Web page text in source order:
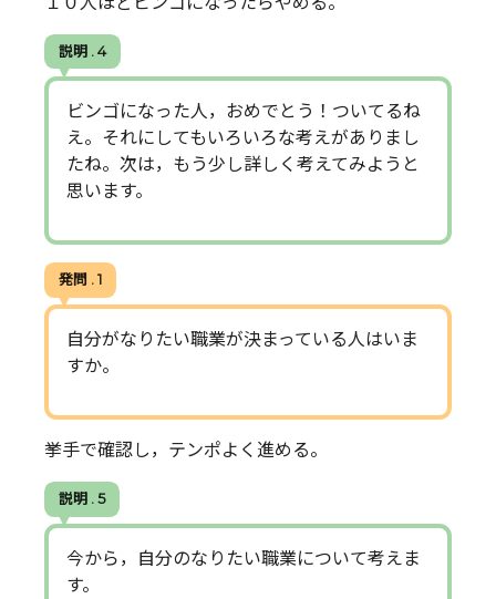
説明 . 4
ビンゴになった人，おめでとう！ついてるね
え。それにしてもいろいろな考えがありまし
たね。次は，もう少し詳しく考えてみようと
思います。
発問 . 1
自分がなりたい職業が決まっている人はいま
すか。
挙手で確認し，テンポよく進める。
説明 . 5
今から，自分のなりたい職業について考えま
す。